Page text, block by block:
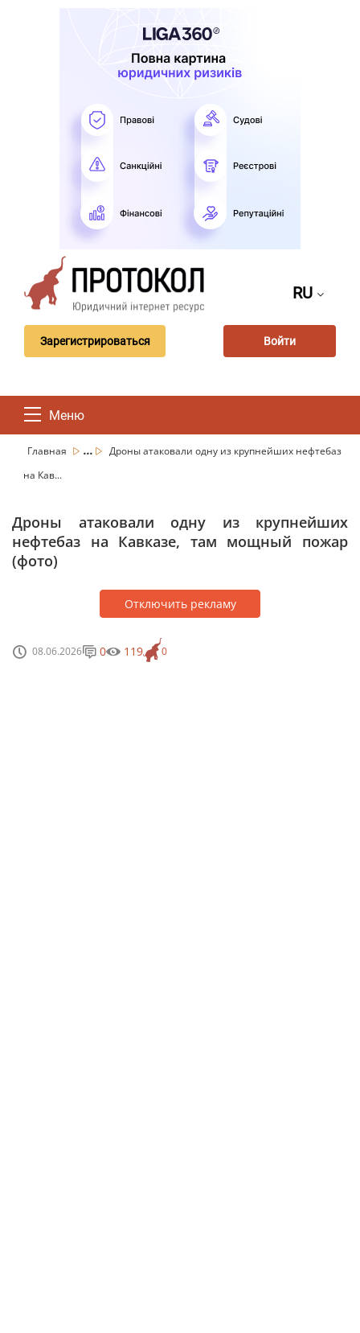
RU
Зарегистрироваться Войти
Меню
Главная ...
Дроны атаковали одну из крупнейших нефтебаз
на Кав...
Дроны атаковали одну из крупнейших
нефтебаз на Кавказе, там мощный пожар
(фото)
Отключить рекламу
08.06.2026 0
0 119